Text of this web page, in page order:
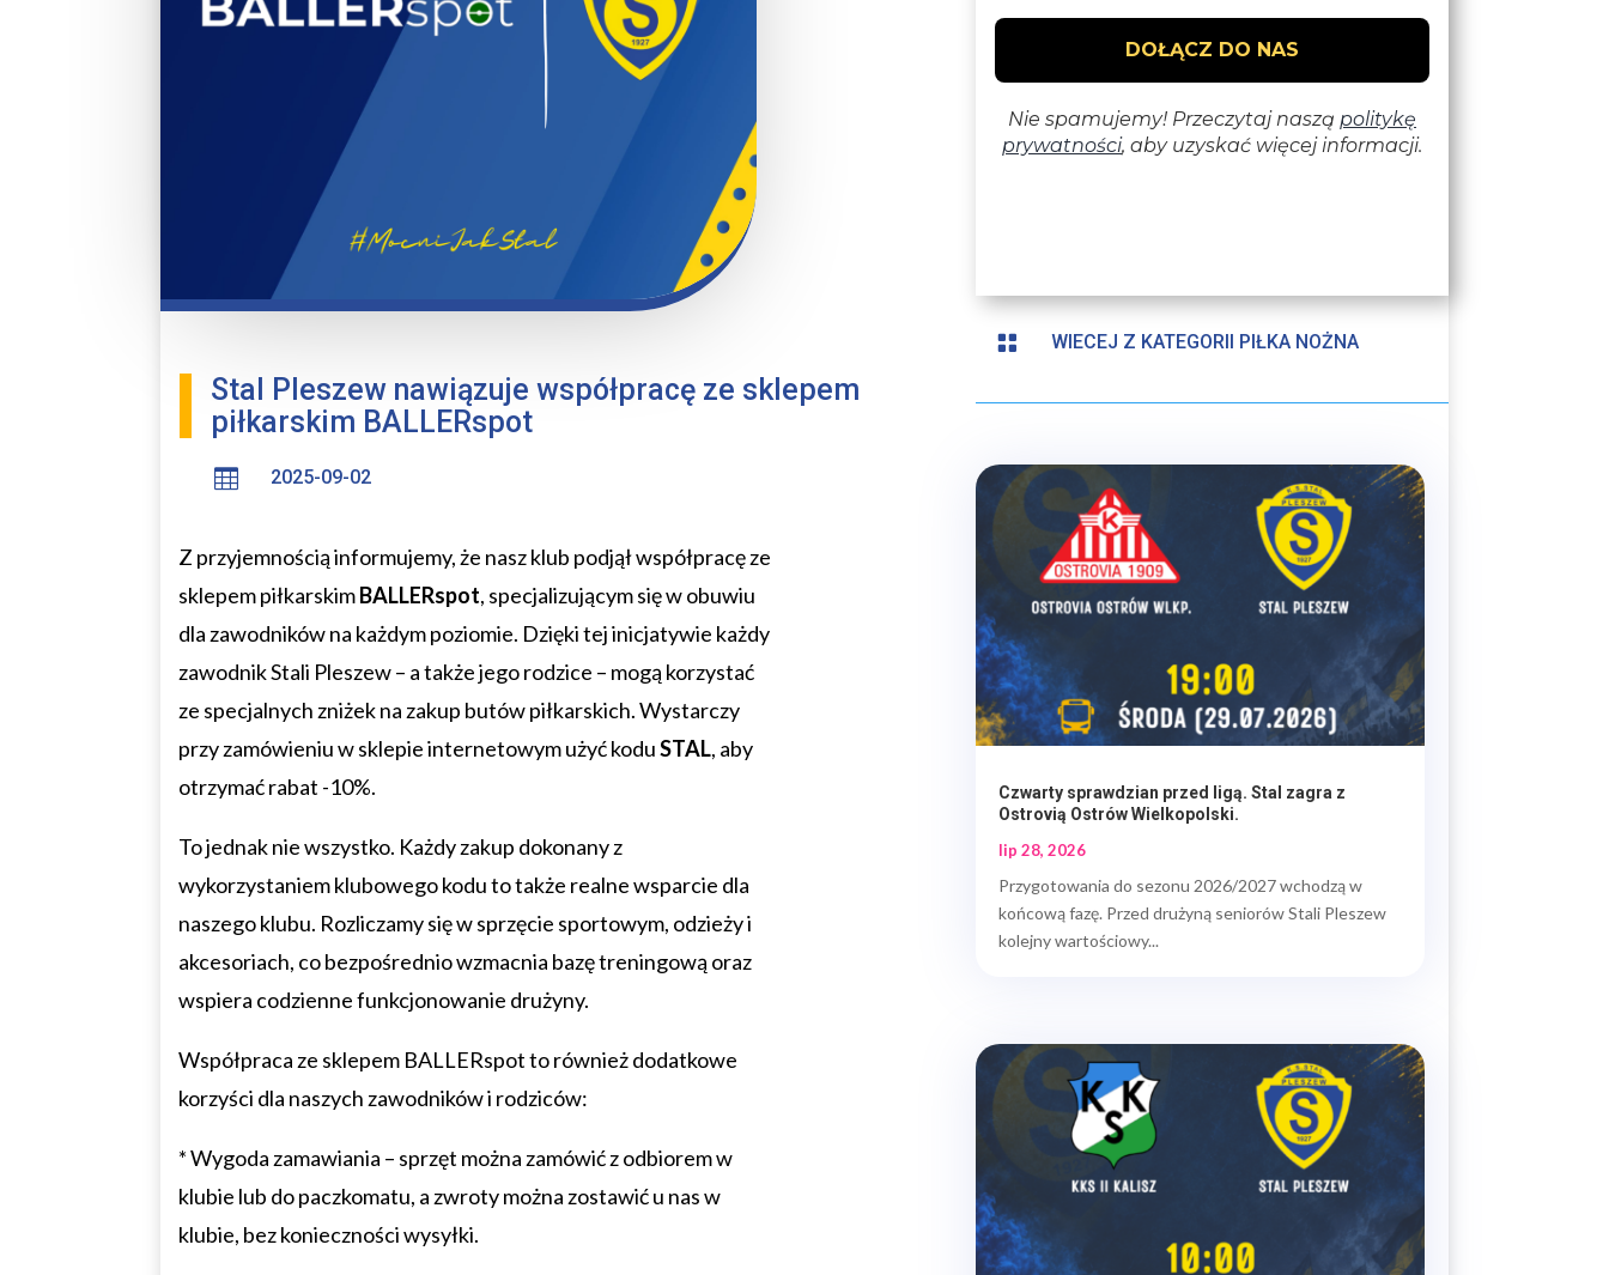
Stal Pleszew nawiązuje współpracę ze sklepem
piłkarskim BALLERspot
 2025-09-02
Z przyjemnością informujemy, że nasz klub podjął współpracę ze
sklepem piłkarskimBALLERspot, specjalizującym się w obuwiu
dla zawodników na każdym poziomie. Dzięki tej inicjatywie każdy
zawodnik Stali Pleszew – a także jego rodzice – mogą korzystać
ze specjalnych zniżek na zakup butów piłkarskich. Wystarczy
przy zamówieniu w sklepie internetowym użyć koduSTAL, aby
otrzymać rabat -10%.
To jednak nie wszystko. Każdy zakup dokonany z
wykorzystaniem klubowego kodu to także realne wsparcie dla
naszego klubu. Rozliczamy się w sprzęcie sportowym, odzieży i
akcesoriach, co bezpośrednio wzmacnia bazę treningową oraz
wspiera codzienne funkcjonowanie drużyny.
Współpraca ze sklepem BALLERspot to również dodatkowe
korzyści dla naszych zawodników i rodziców:
* Wygoda zamawiania – sprzęt można zamówić z odbiorem w
klubie lub do paczkomatu, a zwroty można zostawić u nas w
klubie, bez konieczności wysyłki.
 WIECEJ Z KATEGORII PIŁKA NOŻNA
Czwarty sprawdzian przed ligą. Stal zagra z
Ostrovią Ostrów Wielkopolski.
lip 28, 2026
Przygotowania do sezonu 2026/2027 wchodzą w
końcową fazę. Przed drużyną seniorów Stali Pleszew
kolejny wartościowy...